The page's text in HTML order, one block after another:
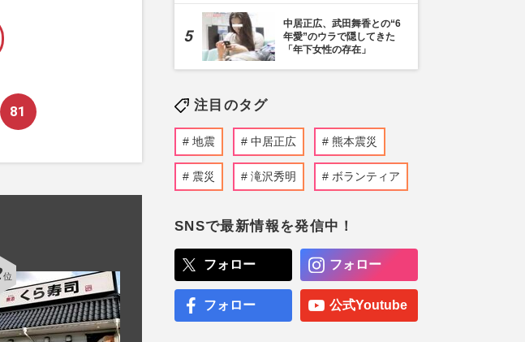
81
中居正広、武田舞香との“6
年愛”のウラで隠してきた
「年下女性の存在」
注目のタグ
地震 中居正広 熊本震災
震災 滝沢秀明 ボランティア
SNSで最新情報を発信中！
フォロー フォロー
フォロー 公式Youtube